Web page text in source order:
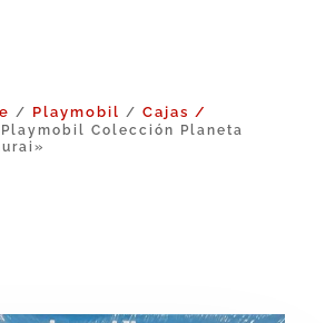
/ Playmobil / Cajas /
Colección Planeta